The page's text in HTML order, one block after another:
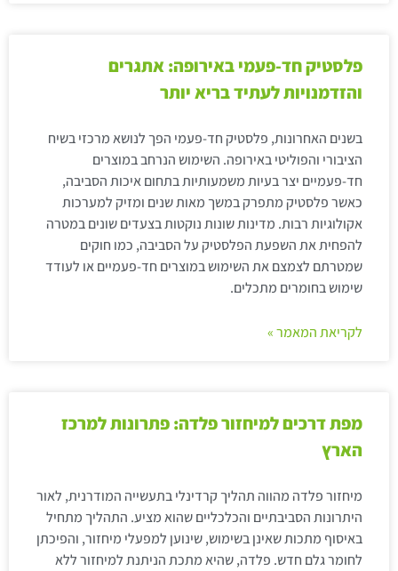
פלסטיק חד-פעמי באירופה: אתגרים
והזדמנויות לעתיד בריא יותר
בשנים האחרונות, פלסטיק חד-פעמי הפך לנושא מרכזי בשיח
הציבורי והפוליטי באירופה. השימוש הנרחב במוצרים
חד-פעמיים יצר בעיות משמעותיות בתחום איכות הסביבה,
כאשר פלסטיק מתפרק במשך מאות שנים ומזיק למערכות
אקולוגיות רבות. מדינות שונות נוקטות בצעדים שונים במטרה
להפחית את השפעת הפלסטיק על הסביבה, כמו חוקים
שמטרתם לצמצם את השימוש במוצרים חד-פעמיים או לעודד
שימוש בחומרים מתכלים.
לקריאת המאמר »
מפת דרכים למיחזור פלדה: פתרונות למרכז
הארץ
מיחזור פלדה מהווה תהליך קרדינלי בתעשייה המודרנית, לאור
היתרונות הסביבתיים והכלכליים שהוא מציע. התהליך מתחיל
באיסוף מתכות שאינן בשימוש, שינוען למפעלי מיחזור, והפיכתן
לחומר גלם חדש. פלדה, שהיא מתכת הניתנת למיחזור ללא